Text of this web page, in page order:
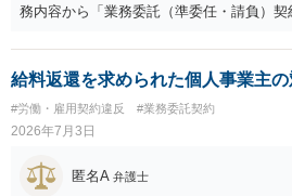
務内容から「業務委託（準委任・請負）
ランティア・無償協力という色彩が強か
償か無償か）について当事者間の認識が大
２ 上記を前提に、これまでの業務につ
や雇用契約が成立していた前提で給与を請
考えられます。 もっとも、裁判等で必ず
事者の認識やメール・チャットの内容等
わります。 ３ 報酬額については、事前の
給料返還を求められた個人事業主の
#労働・雇用契約違反 #業務委託契約
2026年7月3日
匿名A 弁護士